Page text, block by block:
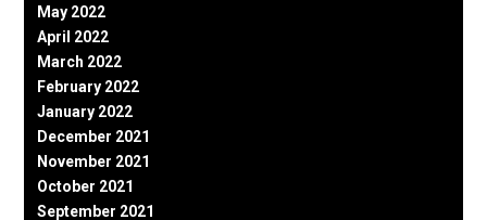
May 2022
April 2022
March 2022
February 2022
January 2022
December 2021
November 2021
October 2021
September 2021